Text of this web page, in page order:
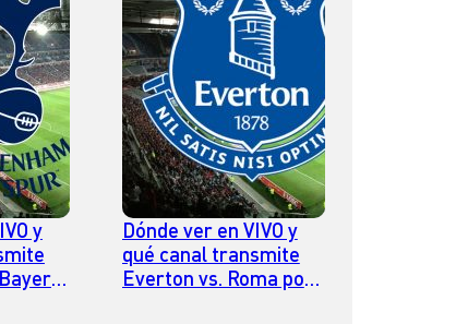
y
Dónde ver en VIVO y
qué canal transmite
Everton vs. Roma por